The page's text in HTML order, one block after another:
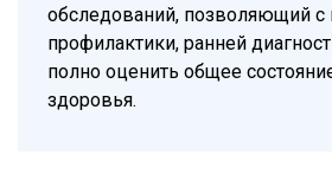
обследований, позволяющий
профилактики, ранней
полно оценить общее
здоровья.